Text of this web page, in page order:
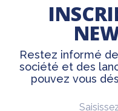
Restez informé
société et des
pouvez vous